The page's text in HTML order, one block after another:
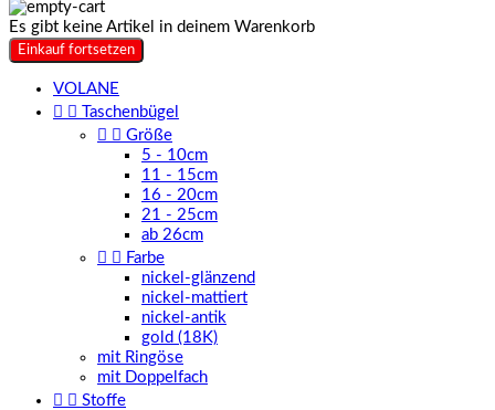
Es gibt keine Artikel in deinem Warenkorb
Einkauf fortsetzen
VOLANE
 
Taschenbügel
  Größe
5 - 10cm
11 - 15cm
16 - 20cm
21 - 25cm
ab 26cm
  Farbe
nickel-glänzend
nickel-mattiert
nickel-antik
gold (18K)
mit Ringöse
mit Doppelfach
  Stoffe